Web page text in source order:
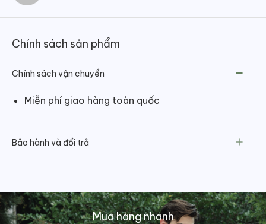
Chính sách sản phẩm
Chính sách vận chuyển
Miễn phí giao hàng toàn quốc
Bảo hành và đổi trả
Mua hàng nhanh